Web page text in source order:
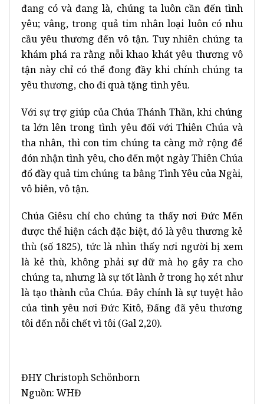
đang có và đang là, chúng ta luôn cần đến tình
yêu; vâng, trong quả tim nhân loại luôn có nhu
cầu yêu thương đến vô tận. Tuy nhiên chúng ta
khám phá ra rằng nỗi khao khát yêu thương vô
tận này chỉ có thể đong đầy khi chính chúng ta
yêu thương, cho đi quà tặng tình yêu.
Với sự trợ giúp của Chúa Thánh Thần, khi chúng
ta lớn lên trong tình yêu đối với Thiên Chúa và
tha nhân, thì con tim chúng ta càng mở rộng để
đón nhận tình yêu, cho đến một ngày Thiên Chúa
đổ đầy quả tim chúng ta bằng Tình Yêu của Ngài,
vô biên, vô tận.
Chúa Giêsu chỉ cho chúng ta thấy nơi Đức Mến
được thể hiện cách đặc biệt, đó là yêu thương kẻ
thù (số 1825), tức là nhìn thấy nơi người bị xem
là kẻ thù, không phải sự dữ mà họ gây ra cho
chúng ta, nhưng là sự tốt lành ở trong họ xét như
là tạo thành của Chúa. Đây chính là sự tuyệt hảo
của tình yêu nơi Đức Kitô, Đấng đã yêu thương
tôi đến nỗi chết vì tôi (Gal 2,20).
ĐHY Christoph Schönborn
Nguồn: WHĐ